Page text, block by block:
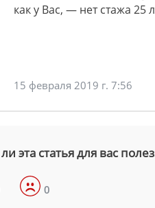
как у Вас, — нет стажа 25
15 февраля 2019 г. 7:56
эта статья для вас
0